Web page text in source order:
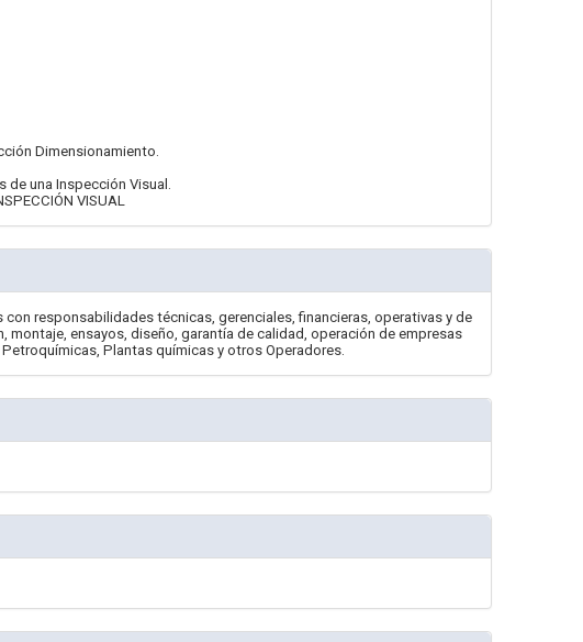
Dimensionamiento.
de una Inspección Visual.
VISUAL
responsabilidades técnicas, gerenciales, financieras, operativas y de
ensayos, diseño, garantía de calidad, operación de empresas
Plantas químicas y otros Operadores.